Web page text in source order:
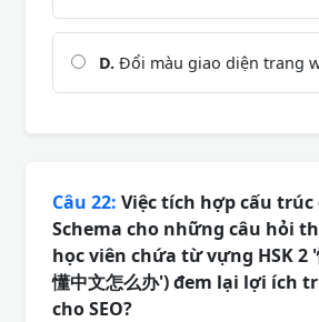
D. Đổi màu giao diện trang
Câu 22: Việc tích hợp cấu trúc
Schema cho những câu hỏi
học viên chứa từ vựng HSK 2
懂中文怎么办') đem lại lợi ích
cho SEO?